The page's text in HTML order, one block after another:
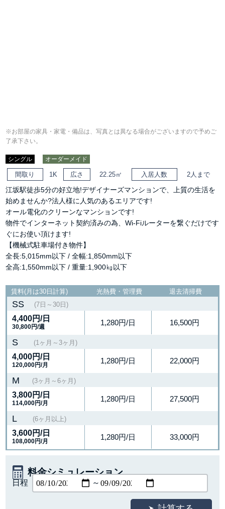
※お部屋の家具・家電・備品は、写真とは異なる場合がございますので予めご
了承下さい。
シングル オーダーメイド
間取り 1K 広さ 22.25㎡ 入居人数 2人まで
江坂駅徒歩5分の好立地!デザイナーズマンションで、上質の生活を
始めませんか?法人様に人気のあるエリアです!
オール電化のクリーンなマンションです!
物件でインターネット契約済みの為、Wi-Fiルーターを繋ぐだけです
ぐにお使い頂けます!
【機械式駐車場付き物件】
全長:5,015mm以下 / 全幅:1,850mm以下
全高:1,550mm以下 / 重量:1,900㎏以下
賃料(月は30日計算) 光熱費・管理費 退去清掃費
SS (7日～30日)
4,400円/日
30,800円/週 1,280円/日 16,500円
S (1ヶ月～3ヶ月)
4,000円/日
120,000円/月 1,280円/日 22,000円
M (3ヶ月～6ヶ月)
3,800円/日
114,000円/月 1,280円/日 27,500円
L (6ヶ月以上)
3,600円/日
108,000円/月 1,280円/日 33,000円
料金シミュレーション
日程 ～